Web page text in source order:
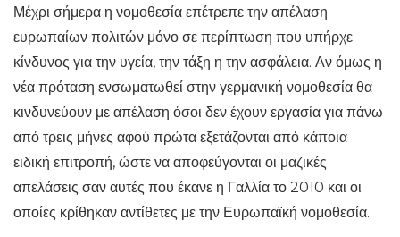
Μέχρι σήμερα η νομοθεσία επέτρεπε την απέλαση
ευρωπαίων πολιτών μόνο σε περίπτωση που υπήρχε
κίνδυνος για την υγεία, την τάξη η την ασφάλεια. Αν όμως η
νέα πρόταση ενσωματωθεί στην γερμανική νομοθεσία θα
κινδυνεύουν με απέλαση όσοι δεν έχουν εργασία για πάνω
από τρεις μήνες αφού πρώτα εξετάζονται από κάποια
ειδική επιτροπή, ώστε να αποφεύγονται οι μαζικές
απελάσεις σαν αυτές που έκανε η Γαλλία το 2010 και οι
οποίες κρίθηκαν αντίθετες με την Ευρωπαϊκή νομοθεσία.